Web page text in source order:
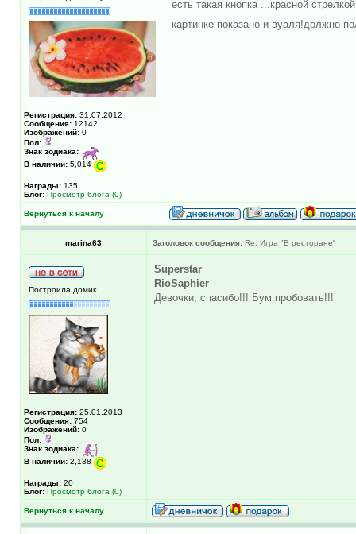
Регистрация: 31.07.2012
Сообщения: 12142
Изображений: 0
Пол:
Знак зодиака:
В наличии: 5,014
Награды: 135
Блог: Просмотр блога (0)
есть такая кнопка ...красной
картинке показано и вуаля!должно
Вернуться к началу
marina63 Заголовок сообщения: Re: Игра "В ресторане"
Построила домик
Регистрация: 25.01.2013
Сообщения: 754
Изображений: 0
Пол:
Знак зодиака:
В наличии: 2,138
Награды: 20
Блог: Просмотр блога (0)
Superstar
RioSaphier
Девочки, спасибо!!! Бум пробовать!!!
Вернуться к началу